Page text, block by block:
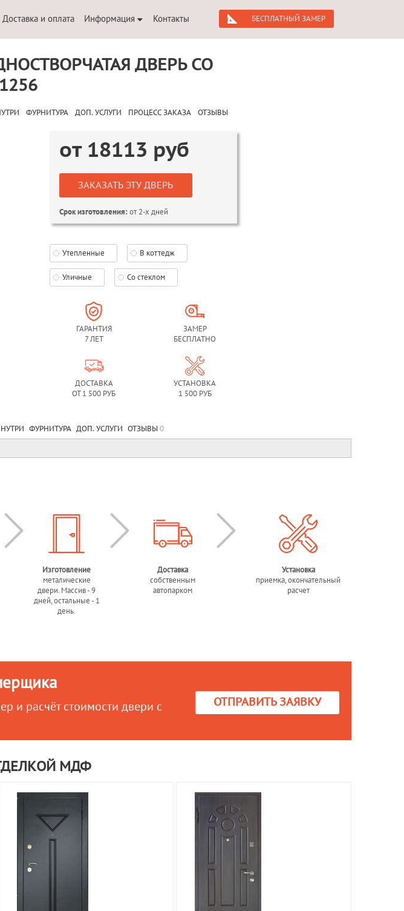
Доставка и оплата Информация Контакты БЕСПЛАТНЫЙ ЗАМЕР
ДВЕРЬ СО
ФУРНИТУРА ДОП. УСЛУГИ ПРОЦЕСС ЗАКАЗА ОТЗЫВЫ
от 18113 руб
ЗАКАЗАТЬ ЭТУ ДВЕРЬ
Срок изготовления:от 2-х дней
Утепленные В коттедж
Уличные Со стеклом
ГАРАНТИЯ
7 ЛЕТ
ЗАМЕР
БЕСПЛАТНО
ДОСТАВКА
ОТ 1 500 РУБ
УСТАНОВКА
1 500 РУБ
ФУРНИТУРА ДОП. УСЛУГИ ОТЗЫВЫ 0
Изготовление
металические
двери. Массив - 9
дней, остальные - 1
день.
Доставка
собственным
автопарком
Установка
приемка, окончательный
расчет
и расчёт стоимости двери с
ОТПРАВИТЬ ЗАЯВКУ
МДФ